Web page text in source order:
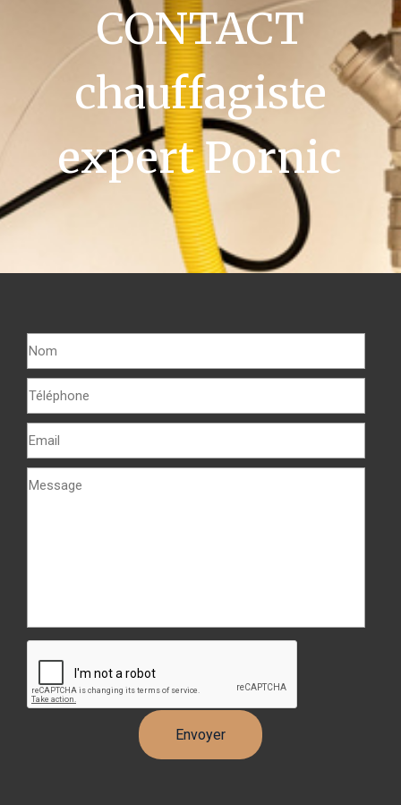
CONTACT
chauffagiste
expert Pornic